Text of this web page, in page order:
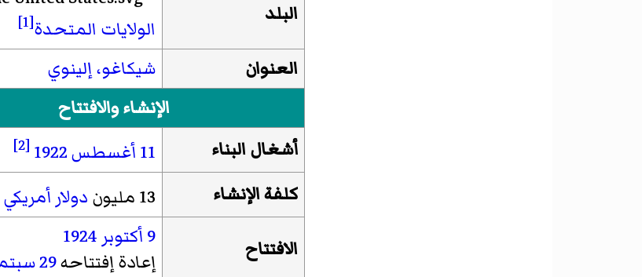
البلد
الولايات المتحدة[1]
العنوان
شيكاغو، إلينوي
الإنشاء والافتتاح
أشغال البناء
11 أغسطس 1922
[2]
كلفة الإنشاء 13 مليون دولار أمريكي
الافتتاح 9 أكتوبر
1924
إعادة إفتتاحه29 سبتمبر